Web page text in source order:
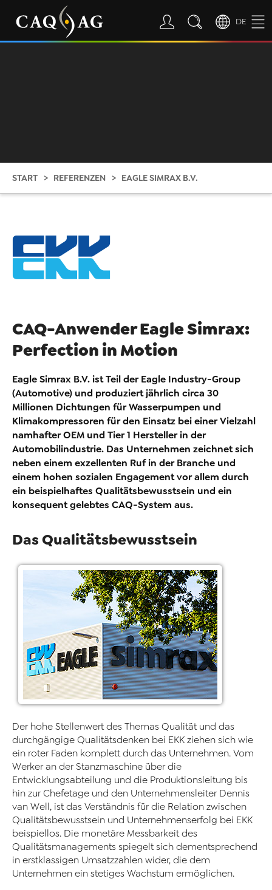
DE
START REFERENZEN EAGLE SIMRAX B.V.
CAQ-Anwender Eagle Simrax:
Perfection in Motion
Eagle Simrax B.V. ist Teil der Eagle Industry-Group
(Automotive) und produziert jährlich circa 30
Millionen Dichtungen für Wasserpumpen und
Klimakompressoren für den Einsatz bei einer Vielzahl
namhafter OEM und Tier 1 Hersteller in der
Automobilindustrie. Das Unternehmen zeichnet sich
neben einem exzellenten Ruf in der Branche und
einem hohen sozialen Engagement vor allem durch
ein beispielhaftes Qualitätsbewusstsein und ein
konsequent gelebtes CAQ-System aus.
Das Qualitätsbewusstsein
Der hohe Stellenwert des Themas Qualität und das
durchgängige Qualitätsdenken bei EKK ziehen sich wie
ein roter Faden komplett durch das Unternehmen. Vom
Werker an der Stanzmaschine über die
Entwicklungsabteilung und die Produktionsleitung bis
hin zur Chefetage und den Unternehmensleiter Dennis
van Well, ist das Verständnis für die Relation zwischen
Qualitätsbewusstsein und Unternehmenserfolg bei EKK
beispiellos. Die monetäre Messbarkeit des
Qualitätsmanagements spiegelt sich dementsprechend
in erstklassigen Umsatzzahlen wider, die dem
Unternehmen ein stetiges Wachstum ermöglichen.